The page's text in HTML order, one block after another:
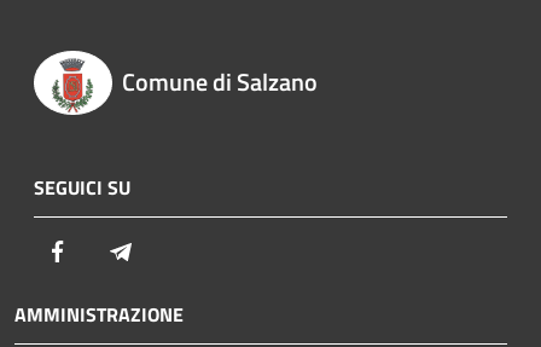
Comune di Salzano
SEGUICI SU
Facebook
AMMINISTRAZIONE